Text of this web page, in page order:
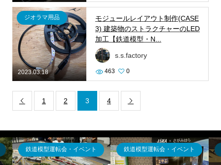
2023.03.18
ジオラマ用品
モジュールレイアウト制作(CASE
3) 建築物のストラクチャーのLED
加工【鉄道模型・N...
s.s.factory
463 0
 1 2 3 4 
鉄道模型運転会・イベント 鉄道模型運転会・イベント